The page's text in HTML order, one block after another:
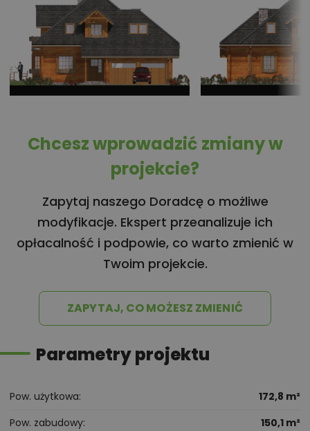
Chcesz wprowadzić zmiany w
projekcie?
Zapytaj naszego Doradcę o możliwe
modyfikacje. Ekspert przeanalizuje ich
opłacalność i podpowie, co warto zmienić w
Twoim projekcie.
ZAPYTAJ, CO MOŻESZ ZMIENIĆ
Parametry projektu
Pow. użytkowa
172,8 m²
Pow. zabudowy
150,1 m²